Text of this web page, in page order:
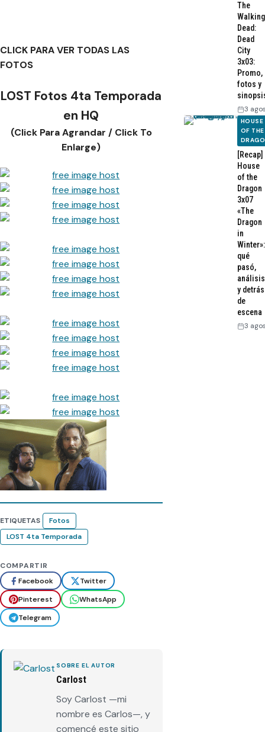
CLICK PARA VER TODAS LAS
FOTOS
LOST Fotos 4ta Temporada
en HQ
(Click Para Agrandar / Click To
Enlarge)
ETIQUETAS
Fotos
LOST 4ta Temporada
COMPARTIR
Facebook
Twitter
Pinterest
WhatsApp
Telegram
SOBRE EL AUTOR
Carlost
Soy Carlost —mi
nombre es Carlos—, y
comencé este sitio
The
Walking
Dead:
Dead
City
3x03:
Promo,
fotos y
3
HOUSE
OF THE
[Recap]
House
of the
Dragon
3x07
«The
Dragon
in
Winter»:
qué
pasó,
análisis
y detrás
de
escena
3